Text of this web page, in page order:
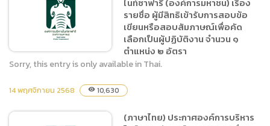
แต่งตั้งเป็นผู้ปฏิบัติงานของ
องค์การบริหารไนท์ซาฟารี
(องค์การมหาชน) จำนวน ๑
ตำแหน่ง ๒ อัตรา
(ภาษาไทย) ประกาศองค์การ
บริหารไนท์ซาฟารี (องค์การ
ไนท์ซาฟารี (องค์การมหาชน) เรื่อง
รายชื่อ ผู้มีสิทธิเข้ารับการสอบข้อ
เขียนหรือสอบสัมภาษณ์เพื่อคัด
เลือกเป็นผู้ปฏิบัติงาน จำนวน ๑
ตำแหน่ง ๒ อัตรา
Sorry, this entry is only available in Thai.
14 พฤศจิกายน 2568 visibility 10,630
(ภาษาไทย) ประกาศองค์การบริหาร